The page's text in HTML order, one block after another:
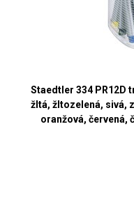
Staedtler 334 PR12D
žltá, žltozelená, sivá,
oranžová, červená,